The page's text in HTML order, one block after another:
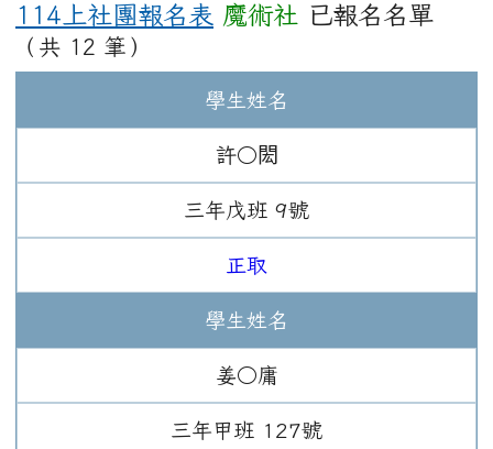
114上社團報名表 魔術社 已報名名單
（共 12 筆）
學生姓名
許○閎
三年 戊班 9號
正取
學生姓名
姜○庸
三年 甲班 127號